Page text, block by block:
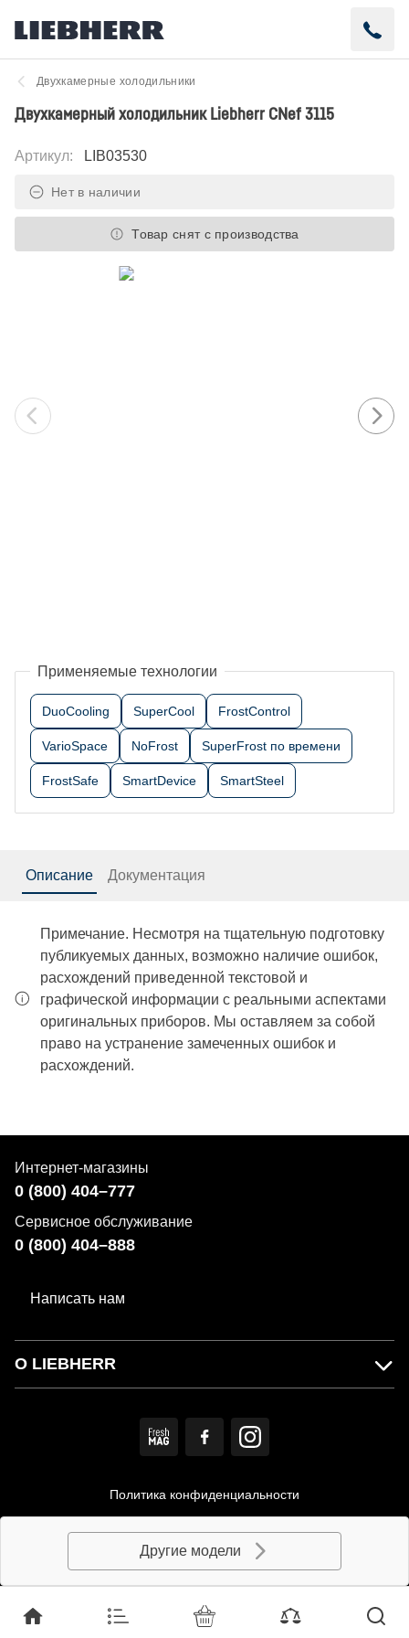
Двухкамерные холодильники
Двухкамерный холодильник Liebherr CNef 3115
Артикул: LIB03530
Нет в наличии
Товар снят с производства
Другие модели
Применяемые технологии
DuoCooling SuperCool FrostControl
VarioSpace NoFrost SuperFrost по времени
FrostSafe SmartDevice SmartSteel
Описание Документация
Примечание. Несмотря на тщательную подготовку
публикуемых данных, возможно наличие ошибок,
расхождений приведенной текстовой и
графической информации с реальными аспектами
оригинальных приборов. Мы оставляем за собой
право на устранение замеченных ошибок и
расхождений.
Интернет-магазины
0 (800) 404–777
Сервисное обслуживание
0 (800) 404–888
Написать нам
О LIEBHERR
© MIRS. Официальный дистрибьютор LIEBHERR в Украине
Политика конфиденциальности